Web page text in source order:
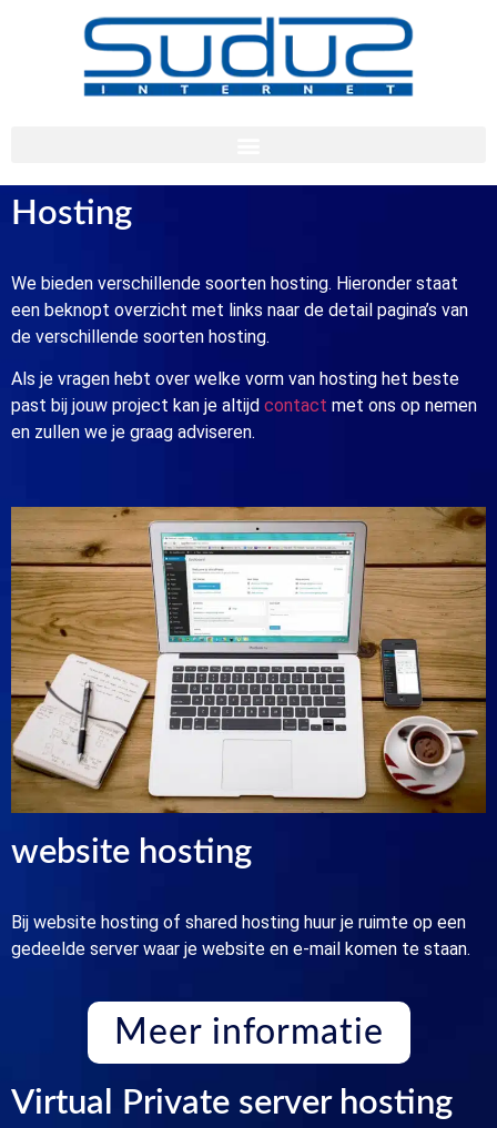
Hosting
We bieden verschillende soorten hosting. Hieronder staat
een beknopt overzicht met links naar de detail pagina’s van
de verschillende soorten hosting.
Als je vragen hebt over welke vorm van hosting het beste
past bij jouw project kan je altijd contact met ons op nemen
en zullen we je graag adviseren.
website hosting
Bij website hosting of shared hosting huur je ruimte op een
gedeelde server waar je website en e-mail komen te staan.
Meer informatie
Virtual Private server hosting